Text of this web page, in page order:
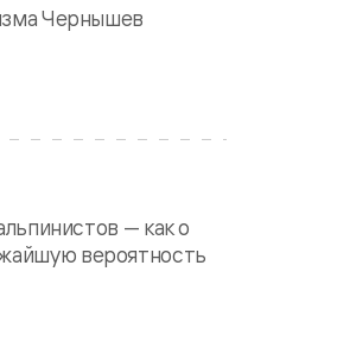
Чернышев
— как о
вероятность